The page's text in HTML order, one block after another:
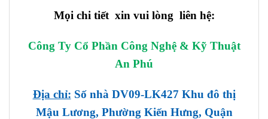
Mọi chi tiết xin vui lòng liên hệ:
Công Ty Cổ Phần Công Nghệ & Kỹ Thuật
An Phú
Địa chỉ: Số nhà DV09-LK427 Khu đô thị
Mậu Lương, Phường Kiến Hưng, Quận